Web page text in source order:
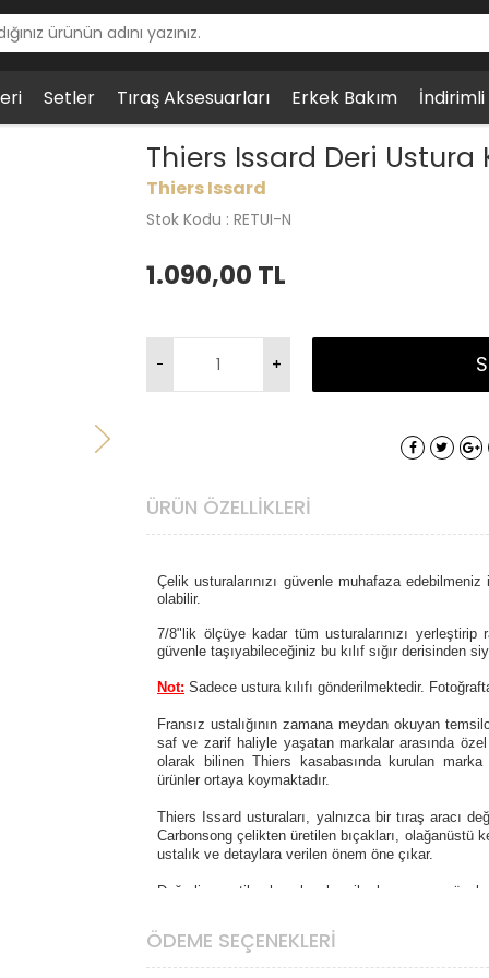
Setler Tıraş Aksesuarları Erkek Bakım
Deri Ustura Kılıfı, Siyah
Thiers Issard Deri Ustura
Thiers Issard
Stok Kodu : RETUI-N
1.090,00 TL
ÜRÜN ÖZELLIKLERI
Çelik usturalarınızı güvenle muhafaza edebilmeniz
olabilir.
7/8"lik ölçüye kadar tüm usturalarınızı yerleştirip
güvenle taşıyabileceğiniz bu kılıf sığır derisinden
Not: Sadece ustura kılıfı gönderilmektedir.
Fransız ustalığının zamana meydan okuyan
saf ve zarif haliyle yaşatan markalar arasında özel
olarak bilinen Thiers kasabasında kurulan
ürünler ortaya koymaktadır.
Thiers Issard usturaları, yalnızca bir tıraş aracı
Carbonsong çelikten üretilen bıçakları, olağanüstü
ustalık ve detaylara verilen önem öne çıkar.
Değerli egzotik ahşaplar, kemik, boynuz ve özel
birlikte “yaşayan” bir obje haline gelir.
Geleneksel ıslak tıraş tutkunları için Thiers
ÖDEME SEÇENEKLERI